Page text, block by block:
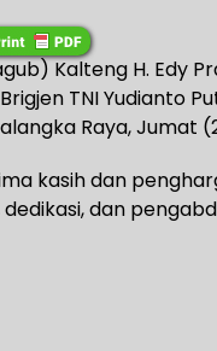
Kalteng H. Edy
TNI Yudianto
Raya, Jumat
kasih dan
dan